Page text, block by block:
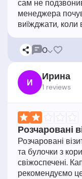
сам не
менеджера
0
И Ирина
1 reviews
Розчаровані
Розчаровані
та булочки з
свіжоспечені.
рекомендуємо